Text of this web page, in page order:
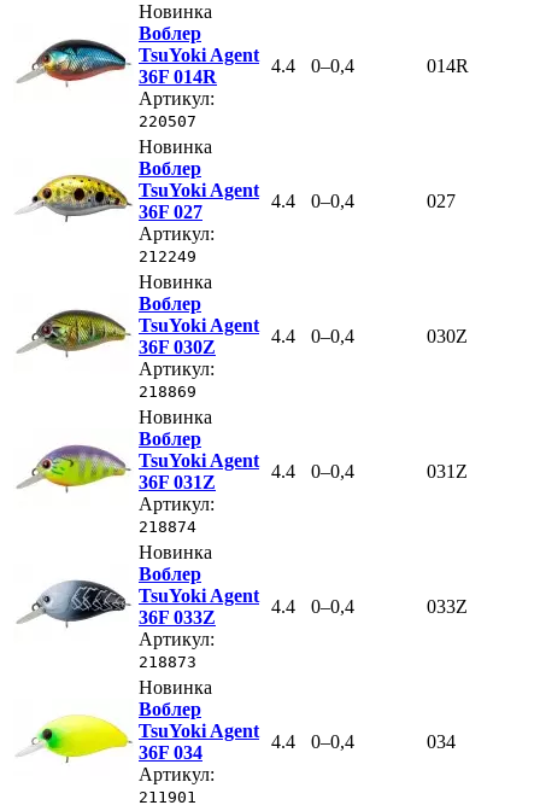
Новинка
Воблер
TsuYoki Agent
36F 014R
Артикул:
220507
4.4 0–0,4 014R
Новинка
Воблер
TsuYoki Agent
36F 027
Артикул:
212249
4.4 0–0,4 027
Новинка
Воблер
TsuYoki Agent
36F 030Z
Артикул:
218869
4.4 0–0,4 030Z
Новинка
Воблер
TsuYoki Agent
36F 031Z
Артикул:
218874
4.4 0–0,4 031Z
Новинка
Воблер
TsuYoki Agent
36F 033Z
Артикул:
218873
4.4 0–0,4 033Z
Новинка
Воблер
TsuYoki Agent
36F 034
Артикул:
211901
4.4 0–0,4 034